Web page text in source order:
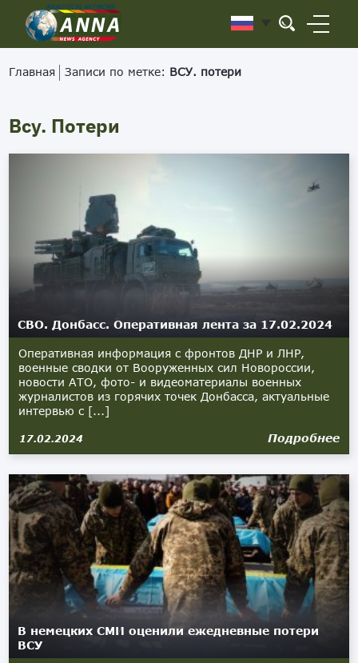
Главная Записи по метке: ВСУ. потери
Всу. Потери
СВО. Донбасс. Оперативная лента за 17.02.2024
Оперативная информация с фронтов ДНР и ЛНР,
военные сводки от Вооруженных сил Новороссии,
новости АТО, фото- и видеоматериалы военных
журналистов из горячих точек Донбасса, актуальные
интервью с [...]
17.02.2024 Подробнее
В немецких СМИ оценили ежедневные потери
ВСУ